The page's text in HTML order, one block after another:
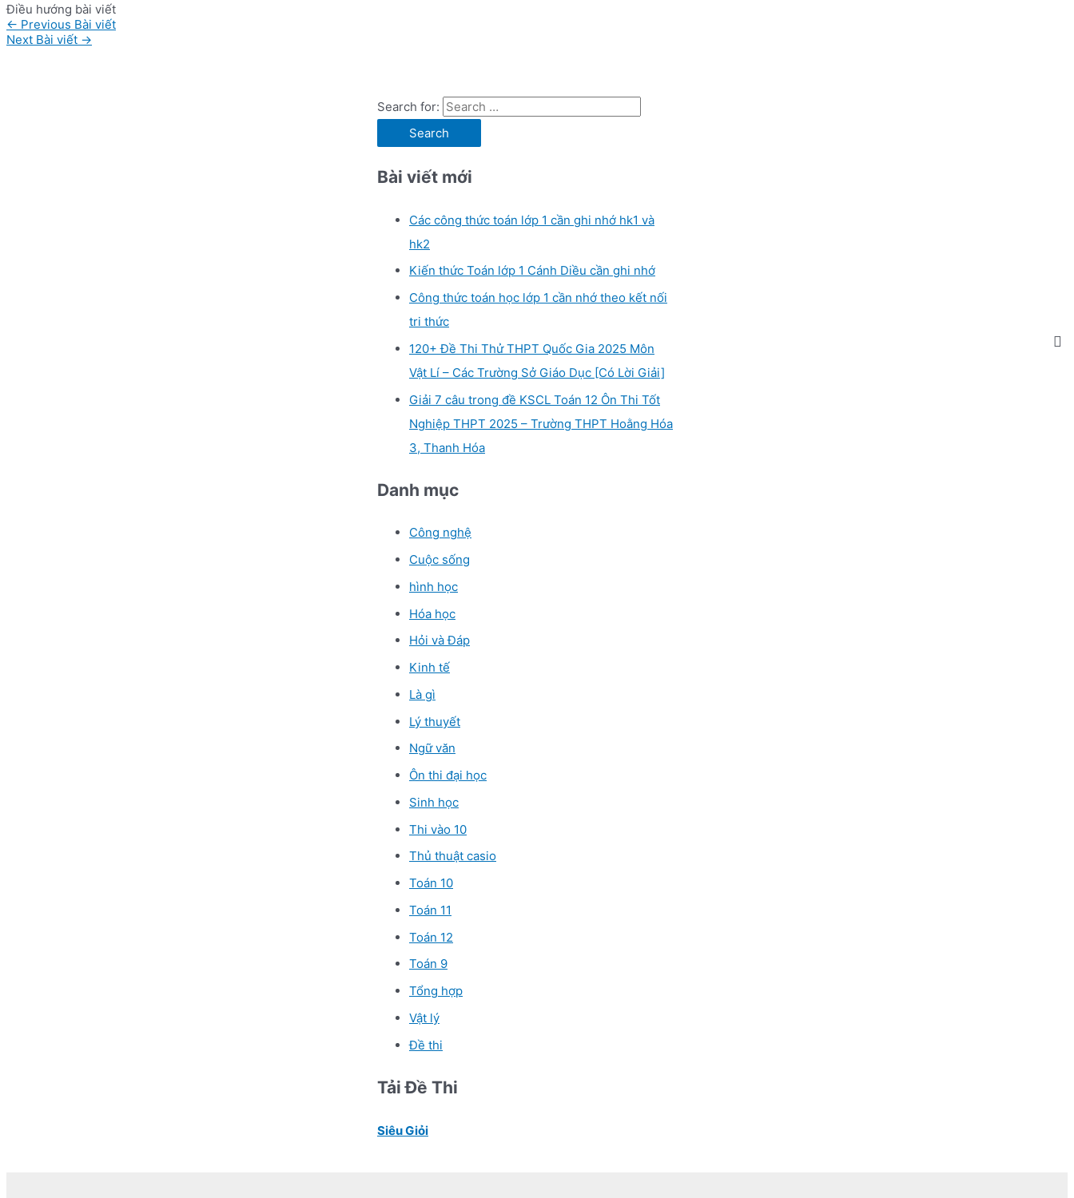
Điều hướng bài viết
← Previous Bài viết
Next Bài viết →
Search for:
Bài viết mới
Các công thức toán lớp 1 cần ghi nhớ hk1 và
hk2
Kiến thức Toán lớp 1 Cánh Diều cần ghi nhớ
Công thức toán học lớp 1 cần nhớ theo kết nối
tri thức
120+ Đề Thi Thử THPT Quốc Gia 2025 Môn
Vật Lí – Các Trường Sở Giáo Dục [Có Lời Giải]
Giải 7 câu trong đề KSCL Toán 12 Ôn Thi Tốt
Nghiệp THPT 2025 – Trường THPT Hoằng Hóa
3, Thanh Hóa
Danh mục
Công nghệ
Cuộc sống
hình học
Hóa học
Hỏi và Đáp
Kinh tế
Là gì
Lý thuyết
Ngữ văn
Ôn thi đại học
Sinh học
Thi vào 10
Thủ thuật casio
Toán 10
Toán 11
Toán 12
Toán 9
Tổng hợp
Vật lý
Đề thi
Tải Đề Thi
Siêu Giỏi